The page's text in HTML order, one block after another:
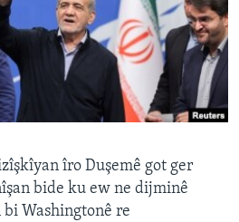
îro Duşemê got ger
bide ku ew ne dijminê
Washingtonê re